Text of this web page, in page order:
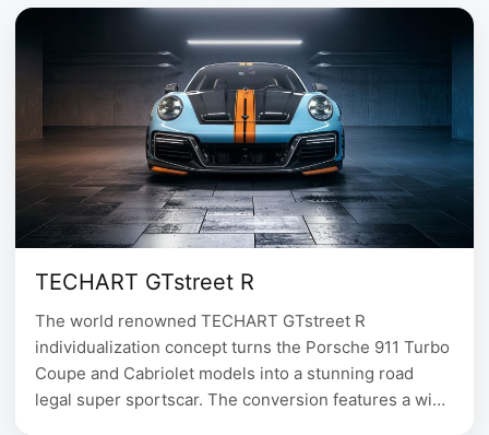
TECHART GTstreet R
The world renowned TECHART GTstreet R
individualization concept turns the Porsche 911 Turbo
Coupe and Cabriolet models into a stunning road
legal super sportscar. The conversion features a wide